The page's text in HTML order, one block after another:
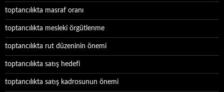
toptancılıkta masraf oranı
toptancılıkta mesleki örgütlenme
toptancılıkta rut düzeninin önemi
toptancılıkta satış hedefi
toptancılıkta satış kadrosunun önemi